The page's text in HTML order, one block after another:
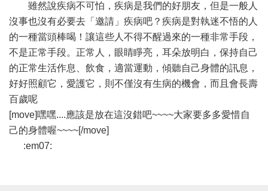
雖然說疾病不可怕，疾病是我們的好朋友，但是一般人
沒事也沒有必要去「邀請」疾病吧？疾病是對執迷不悟的人
的一種當頭棒喝！讓這些人不得不醒過來的一種非常手段，
不是正常手段。正常人，眼睛睜亮，耳朵放明白，保持自己
的正常生活作息、飲食，適當運動，傾聽自己身體的訊息，
好好照顧它，愛護它，則不僅沒有生病的機會，而且會長壽
百歲呢
[move]嘿嘿....應該是放在這沒錯吧~~~~大家要多多愛惜自
己的身體喔~~~~[/move]
:em07: